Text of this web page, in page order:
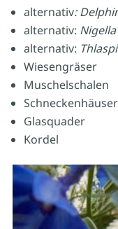
alternativ:
alternativ:
alternativ:
Wiesengräser
Muschelschalen
Schneckenhäuser
Glasquader
Kordel